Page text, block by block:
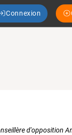
Connexion
d'opposition